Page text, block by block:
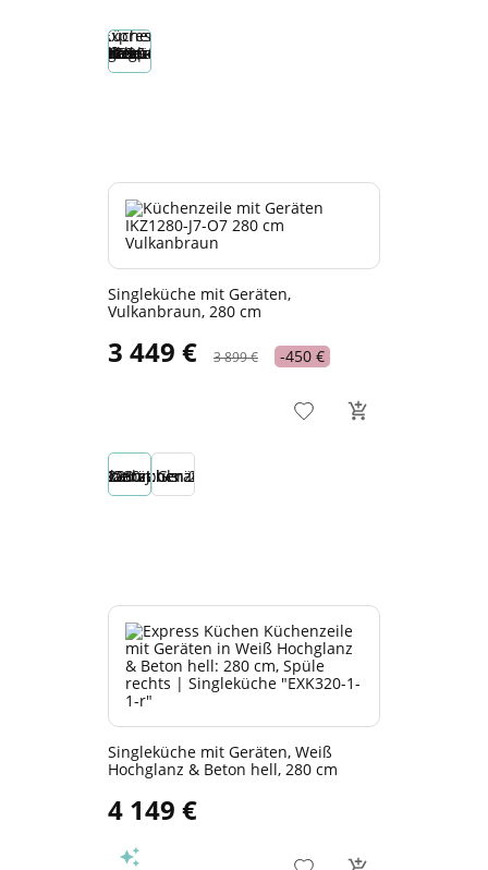
Singleküche mit Geräten,
Vulkanbraun, 280 cm
3 449 € 3 899 € -450 €
Singleküche mit Geräten, Weiß
Hochglanz & Beton hell, 280 cm
4 149 €